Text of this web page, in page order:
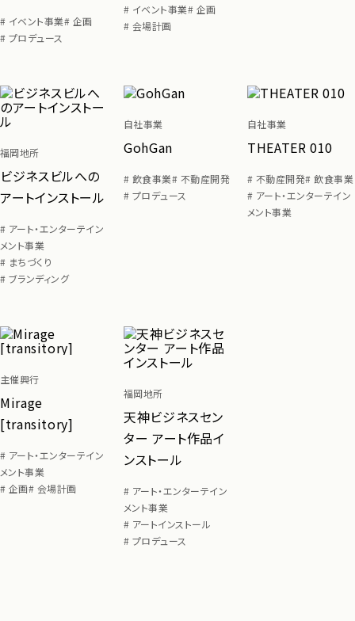
# イベント事業# 企画
# プロデュース
# イベント事業# 企画
# 会場計画
福岡地所
ビジネスビルへの
アートインストール
# アート・エンターテイン
メント事業
# まちづくり
# ブランディング
自社事業
GohGan
# 飲食事業# 不動産開発
# プロデュース
自社事業
THEATER 010
# 不動産開発# 飲食事業
# アート・エンターテイン
メント事業
主催興行
Mirage
[transitory]
# アート・エンターテイン
メント事業
# 企画# 会場計画
福岡地所
天神ビジネスセン
ター アート作品イ
ンストール
# アート・エンターテイン
メント事業
# アートインストール
# プロデュース